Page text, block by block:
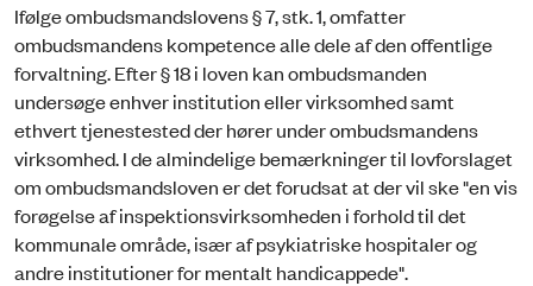
Ifølge ombudsmandslovens § 7, stk. 1, omfatter
ombudsmandens kompetence alle dele af den offentlige
forvaltning. Efter § 18 i loven kan ombudsmanden
undersøge enhver institution eller virksomhed samt
ethvert tjenestested der hører under ombudsmandens
virksomhed. I de almindelige bemærkninger til lovforslaget
om ombudsmandsloven er det forudsat at der vil ske "en vis
forøgelse af inspektionsvirksomheden i forhold til det
kommunale område, især af psykiatriske hospitaler og
andre institutioner for mentalt handicappede".